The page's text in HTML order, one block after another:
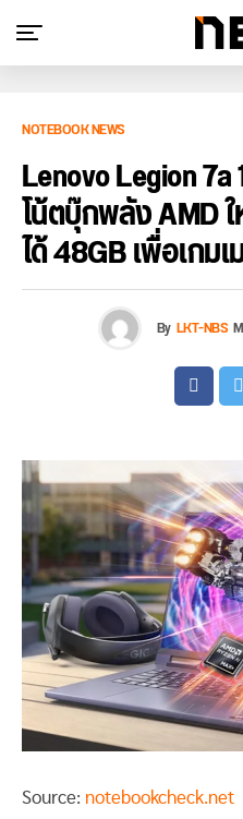
NOTEBOOK NEWS
Lenovo Legion
โน้ตบุ๊กพลัง AMD
ได้ 48GB เพื่อเกม
By LKT-NBS
Source: notebookcheck.net